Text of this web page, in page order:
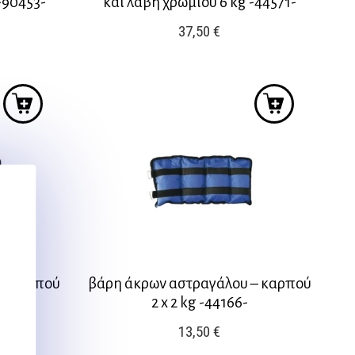
37,50€
καρπού
βάρη άκρων αστραγάλου – καρπού
2 x 2 kg -44166-
13,50€